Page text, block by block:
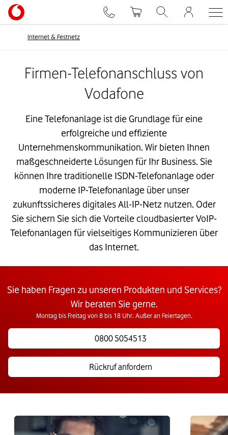
Internet & Festnetz
Firmen-Telefonanschluss von
Vodafone
Eine Telefonanlage ist die Grundlage für eine
erfolgreiche und effiziente
Unternehmenskommunikation. Wir bieten Ihnen
maßgeschneiderte Lösungen für Ihr Business. Sie
können Ihre traditionelle ISDN-Telefonanlage oder
moderne IP-Telefonanlage über unser
zukunftssicheres digitales All-IP-Netz nutzen. Oder
Sie sichern Sie sich die Vorteile cloudbasierter VoIP-
Telefonanlagen für vielseitiges Kommunizieren über
das Internet.
Sie haben Fragen zu unseren Produkten und Services?
Wir beraten Sie gerne.
Montag bis Freitag von 8 bis 18 Uhr. Außer an Feiertagen.
0800 5054513
Rückruf anfordern